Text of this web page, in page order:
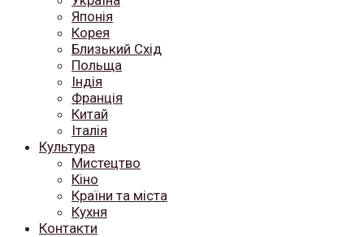
Японія
Корея
Близький Схід
Польща
Індія
Франція
Китай
Італія
Культура
Мистецтво
Кіно
Країни та міста
Кухня
Контакти